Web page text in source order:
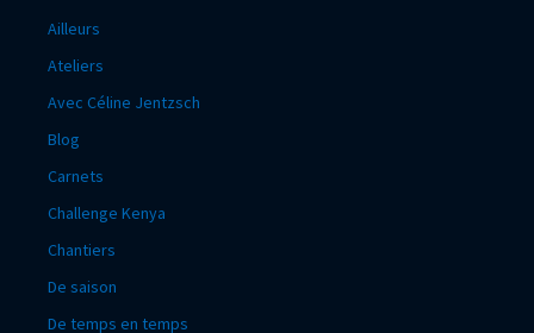
Ailleurs
Ateliers
Avec Céline Jentzsch
Blog
Carnets
Challenge Kenya
Chantiers
De saison
De temps en temps